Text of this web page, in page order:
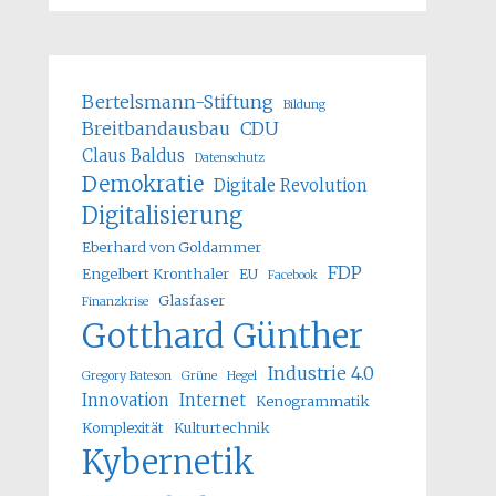
Bertelsmann-Stiftung Bildung
Breitbandausbau CDU
Claus Baldus Datenschutz
Demokratie Digitale Revolution
Digitalisierung
Eberhard von Goldammer
Engelbert Kronthaler EU Facebook FDP
Finanzkrise Glasfaser
Gotthard Günther
Gregory Bateson Grüne Hegel Industrie 4.0
Innovation Internet Kenogrammatik
Komplexität Kulturtechnik
Kybernetik